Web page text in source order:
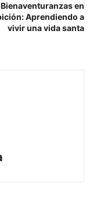
en
Aprendiendo a
vivir una vida santa